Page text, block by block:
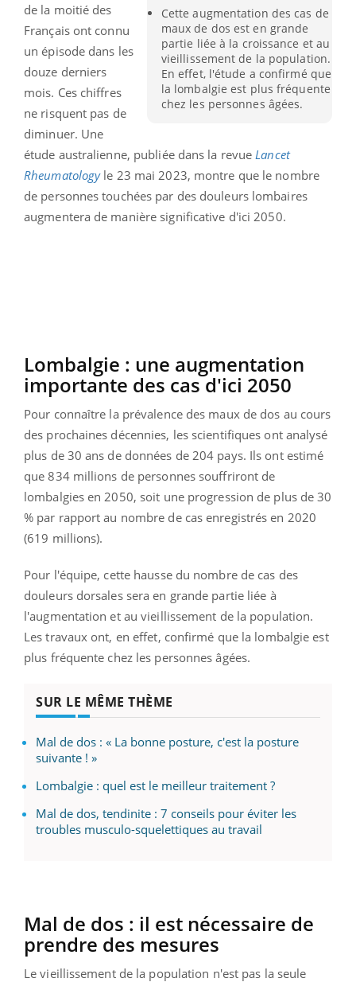
Cette augmentation des cas de
maux de dos est en grande
partie liée à la croissance et au
vieillissement de la population.
En effet, l'étude a confirmé que
la lombalgie est plus fréquente
chez les personnes âgées.
de la moitié des
Français ont connu
un épisode dans les
douze derniers
mois. Ces chiffres
ne risquent pas de
diminuer. Une
étude australienne, publiée dans la revue Lancet
Rheumatologyle 23 mai 2023, montre que le nombre
de personnes touchées par des douleurs lombaires
augmentera de manière significative d'ici 2050.
Lombalgie : une augmentation
importante des cas d'ici 2050
Pour connaître la prévalence des maux de dos au cours
des prochaines décennies, les scientifiques ont analysé
plus de 30 ans de données de 204 pays. Ils ont estimé
que 834 millions de personnes souffriront de
lombalgies en 2050, soit une progression de plus de 30
% par rapport au nombre de cas enregistrés en 2020
(619 millions).
Pour l'équipe, cette hausse du nombre de cas des
douleurs dorsales sera en grande partie liée à
l'augmentation et au vieillissement de la population.
Les travaux ont, en effet, confirmé que la lombalgie est
plus fréquente chez les personnes âgées.
SUR LE MÊME THÈME
Mal de dos : « La bonne posture, c'est la posture
suivante ! »
Lombalgie : quel est le meilleur traitement ?
Mal de dos, tendinite : 7 conseils pour éviter les
troubles musculo-squelettiques au travail
Mal de dos : il est nécessaire de
prendre des mesures
Le vieillissement de la population n'est pas la seule